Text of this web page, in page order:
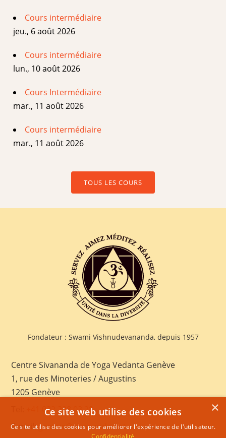
Cours intermédiaire
jeu., 6 août 2026
Cours intermédiaire
lun., 10 août 2026
Cours Intermédiaire
mar., 11 août 2026
Cours intermédiaire
mar., 11 août 2026
TOUS LES COURS
Fondateur : Swami Vishnudevananda, depuis 1957
Centre Sivananda de Yoga Vedanta Genève
1, rue des Minoteries / Augustins
1205 Genève
+41 022 328 03 28
E-mail:geneva@sivananda.net
×
Ce site web utilise des cookies
Ce site utilise des cookies pour améliorer l'expérience de l'utilisateur.
Confidentialité